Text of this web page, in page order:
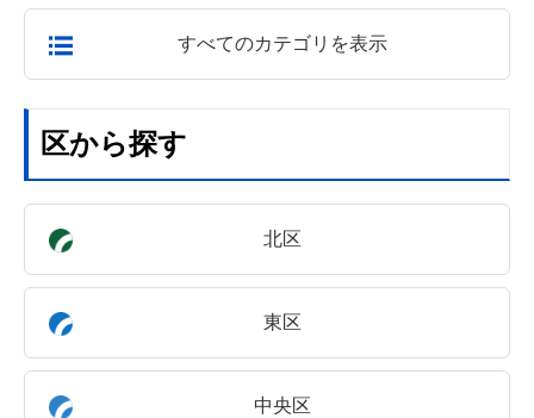
すべてのカテゴリを表示
区から探す
北区
東区
中央区